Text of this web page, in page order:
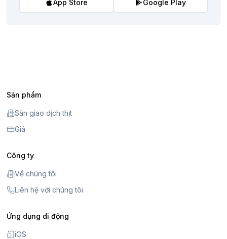
App Store Google Play
Sản phẩm
Sàn giao dịch thịt
Giá
Công ty
Về chúng tôi
Liên hệ với chúng tôi
Ứng dụng di động
iOS